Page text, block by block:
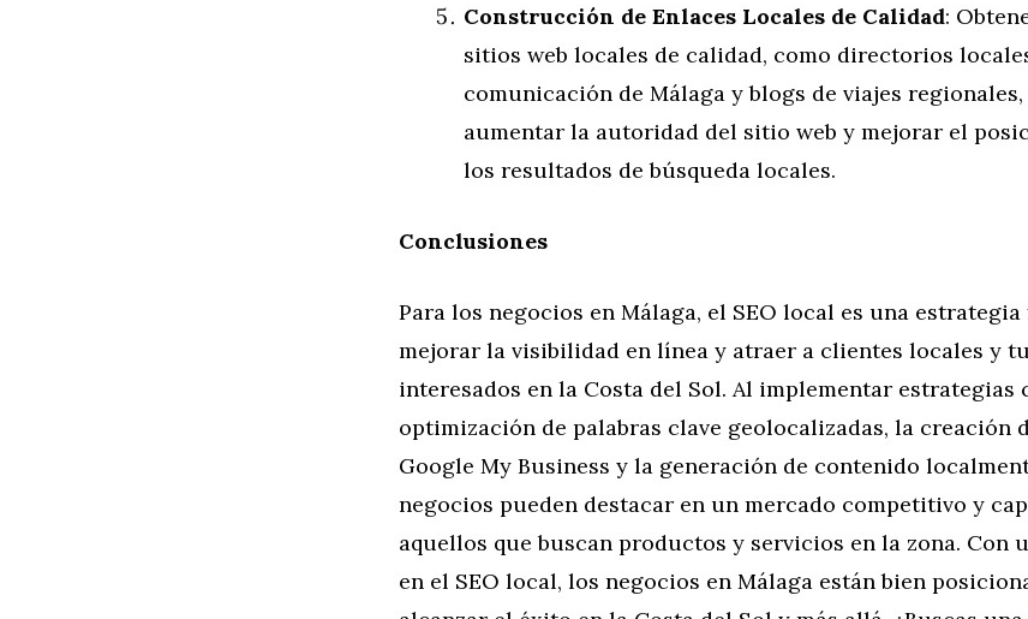
Construcción de Enlaces Locales de Calidad:
sitios web locales de calidad, como directorios
comunicación de Málaga y blogs de viajes
aumentar la autoridad del sitio web y mejorar el
los resultados de búsqueda locales.
Conclusiones
Para los negocios en Málaga, el SEO local es una
mejorar la visibilidad en línea y atraer a clientes locales y
interesados en la Costa del Sol. Al implementar estrategias
optimización de palabras clave geolocalizadas, la creación
Google My Business y la generación de contenido
negocios pueden destacar en un mercado competitivo y
aquellos que buscan productos y servicios en la zona. Con
en el SEO local, los negocios en Málaga están bien